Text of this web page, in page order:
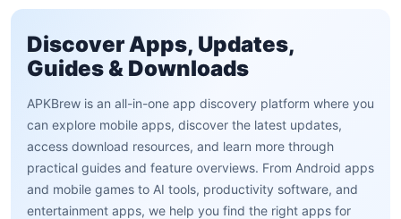
Discover Apps, Updates,
Guides & Downloads
APKBrew is an all-in-one app discovery platform where you
can explore mobile apps, discover the latest updates,
access download resources, and learn more through
practical guides and feature overviews. From Android apps
and mobile games to AI tools, productivity software, and
entertainment apps, we help you find the right apps for